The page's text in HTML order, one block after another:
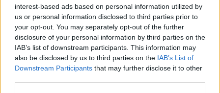
interest-based ads based on personal information utilized by
us or personal information disclosed to third parties prior to
your opt-out. You may separately opt-out of the further
disclosure of your personal information by third parties on the
IAB’s list of downstream participants. This information may
also be disclosed by us to third parties on the IAB’s List of
Downstream Participants that may further disclose it to other
N’oubliez-pas que les expériences peuvent varier selon les
individus et que pour tout avis médical, il faut toujours prendre
contact avec votre médecin ou votre pharmacien.